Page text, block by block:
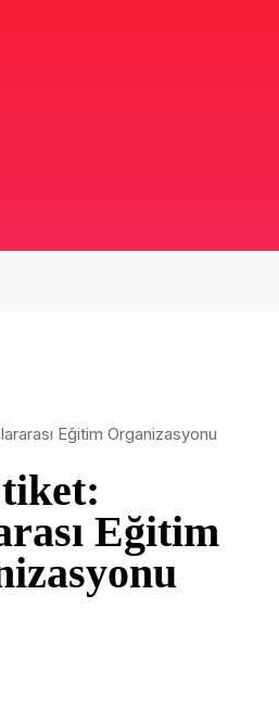
Eğitim Organizasyonu
Eğitim